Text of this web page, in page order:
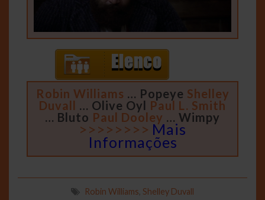
Robin Williams … Popeye Shelley
Duvall
… Olive Oyl Paul L. Smith
… Bluto Paul Dooley … Wimpy
>>>>>>>> Mais
Informações
Robin Williams, Shelley Duvall